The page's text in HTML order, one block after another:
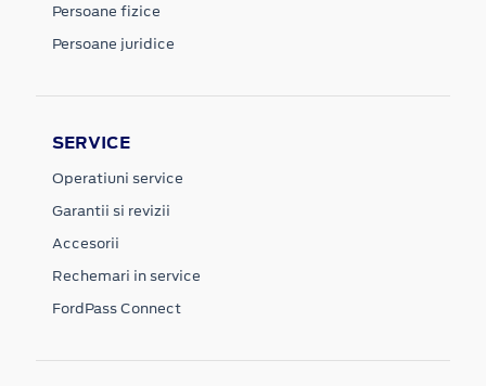
Persoane fizice
Persoane juridice
SERVICE
Operatiuni service
Garantii si revizii
Accesorii
Rechemari in service
FordPass Connect